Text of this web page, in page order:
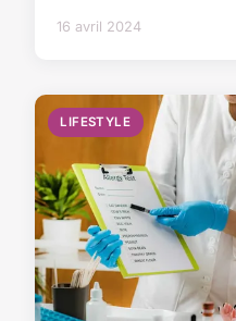
16 avril 2024
LIFESTYLE